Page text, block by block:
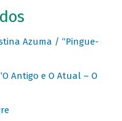
Azuma / “Pingue-
Antigo e O Atual – O